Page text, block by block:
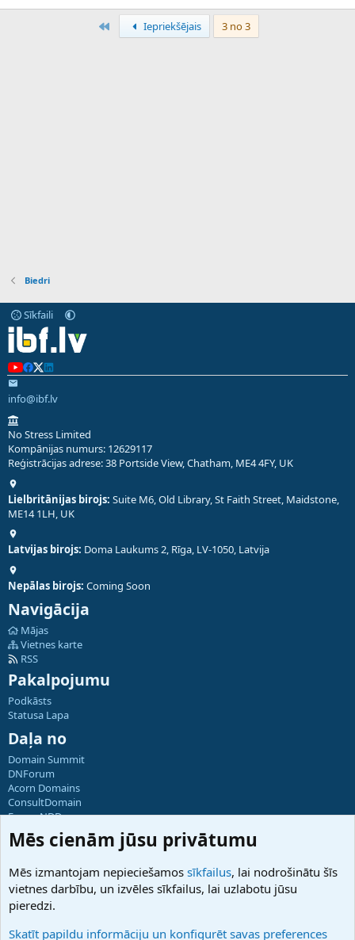
PirmaisIepriekšējais 3 no 3
Biedri
Sīkfaili
info@ibf.lv
No Stress Limited
Kompānijas numurs: 12629117
Reģistrācijas adrese: 38 Portside View, Chatham, ME4 4FY, UK
Lielbritānijas birojs: Suite M6, Old Library, St Faith Street, Maidstone,
ME14 1LH, UK
Latvijas birojs: Doma Laukums 2, Rīga, LV-1050, Latvija
Nepālas birojs: Coming Soon
Navigācija
Mājas
Vietnes karte
RSS
Pakalpojumu
Podkāsts
Statusa Lapa
Daļa no
Domain Summit
DNForum
Acorn Domains
ConsultDomain
ForumNDD
Domainforum.ro
27.be
Hostmaria
Atbalsts
Palīdzība
Mēs cienām jūsu privātumu
Mēs izmantojam nepieciešamos sīkfailus, lai nodrošinātu šīs
vietnes darbību, un izvēles sīkfailus, lai uzlabotu jūsu
pieredzi.
Skatīt papildu informāciju un konfigurēt savas preferences